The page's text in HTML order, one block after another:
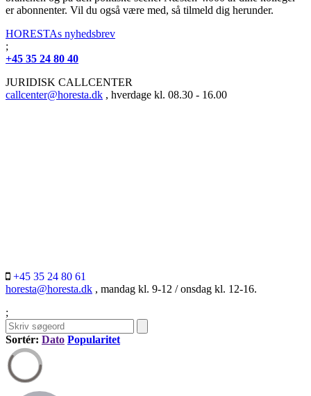
er abonnenter. Vil du også være med, så tilmeld dig herunder.
HORESTAs nyhedsbrev
;
+45 35 24 80 40
JURIDISK CALLCENTER
callcenter@horesta.dk , hverdage kl. 08.30 - 16.00
+45 35 24 80 61
horesta@horesta.dk , mandag kl. 9-12 / onsdag kl. 12-16.
;
Sortér: Dato Popularitet